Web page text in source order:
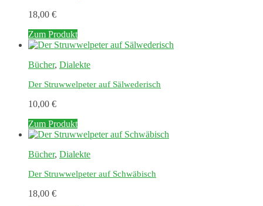
18,00 €
Zum Produkt
Bücher, Dialekte
Der Struwwelpeter auf Sälwederisch
10,00 €
Zum Produkt
Bücher, Dialekte
Der Struwwelpeter auf Schwäbisch
18,00 €